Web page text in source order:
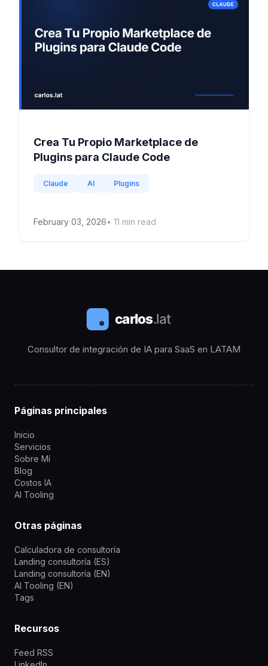
Crea Tu Propio Marketplace de
Plugins para Claude Code
Claude AI Plugins
February 03, 2026• 11 min read
Consultor de integración de IA para SaaS en LATAM
Páginas principales
Inicio
Servicios
Sobre Mí
Blog
Costos IA
AI Tooling
Otras páginas
Calculadora de consultoría
Landing consultoría (ES)
Landing consultoría (EN)
AI Tooling (EN)
Tags
Recursos
Feed RSS